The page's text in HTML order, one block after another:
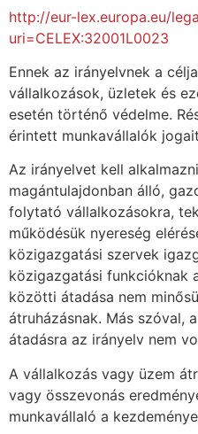
http://eur-lex.europa.eu/
uri=CELEX:32001L0023
Ennek az irányelvnek a
vállalkozások, üzletek és
esetén történő védelme.
érintett munkavállalók
Az irányelvet kell
magántulajdonban álló,
folytató vállalkozásokra,
működésük nyereség
közigazgatási szervek
közigazgatási funkcióknak
közötti átadása nem
átruházásnak. Más szóval,
átadásra az irányelv nem
A vállalkozás vagy üzem
vagy összevonás
munkavállaló a